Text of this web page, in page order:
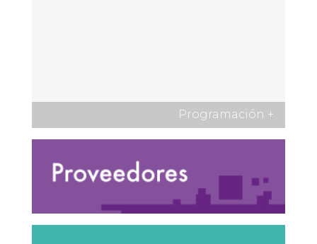
Programación +